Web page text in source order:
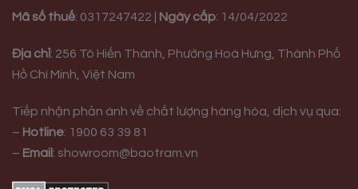
Mã số thuế: 0317247422 | Ngày cấp: 14/04/2022
Địa chỉ: 256 Tô Hiến Thành, Phường Hoà Hưng, Thành Phố
Hồ Chí Minh, Việt Nam
Tiếp nhận phản ánh về chất lượng hàng hóa, dịch vụ qua:
– Hotline: 1900 63 39 81
– Email : showroom@baotram.vn